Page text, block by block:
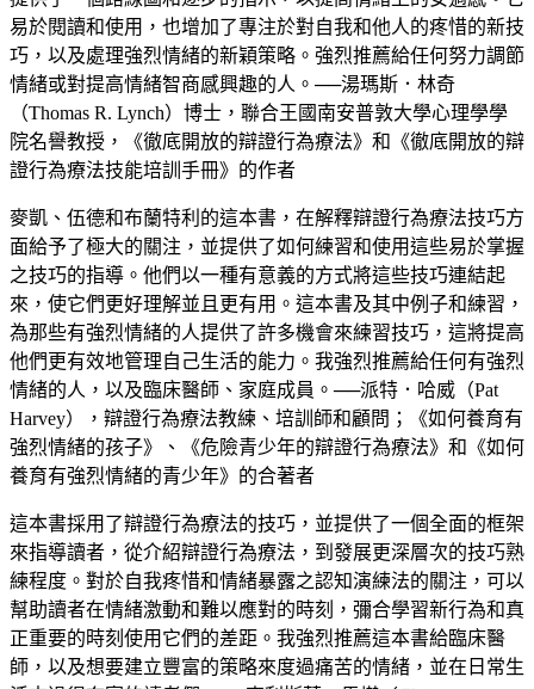
易於閱讀和使用，也增加了專注於對自我和他人的疼惜的新技
巧，以及處理強烈情緒的新穎策略。強烈推薦給任何努力調節
情緒或對提高情緒智商感興趣的人。──湯瑪斯．林奇
（Thomas R. Lynch）博士，聯合王國南安普敦大學心理學學
院名譽教授，《徹底開放的辯證行為療法》和《徹底開放的辯
證行為療法技能培訓手冊》的作者
麥凱、伍德和布蘭特利的這本書，在解釋辯證行為療法技巧方
面給予了極大的關注，並提供了如何練習和使用這些易於掌握
之技巧的指導。他們以一種有意義的方式將這些技巧連結起
來，使它們更好理解並且更有用。這本書及其中例子和練習，
為那些有強烈情緒的人提供了許多機會來練習技巧，這將提高
他們更有效地管理自己生活的能力。我強烈推薦給任何有強烈
情緒的人，以及臨床醫師、家庭成員。──派特．哈威（Pat
Harvey），辯證行為療法教練、培訓師和顧問；《如何養育有
強烈情緒的孩子》、《危險青少年的辯證行為療法》和《如何
養育有強烈情緒的青少年》的合著者
這本書採用了辯證行為療法的技巧，並提供了一個全面的框架
來指導讀者，從介紹辯證行為療法，到發展更深層次的技巧熟
練程度。對於自我疼惜和情緒暴露之認知演練法的關注，可以
幫助讀者在情緒激動和難以應對的時刻，彌合學習新行為和真
正重要的時刻使用它們的差距。我強烈推薦這本書給臨床醫
師，以及想要建立豐富的策略來度過痛苦的情緒，並在日常生